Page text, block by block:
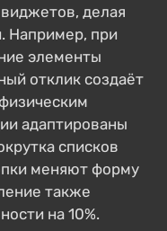
делая
Например, при
элементы
отклик создаёт
адаптированы
списков
меняют форму
также
на 10%.